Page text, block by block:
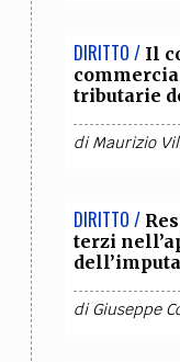
DIRITTO / Il
tributarie
diMaurizio
DIRITTO /
terzi
diGiuseppe